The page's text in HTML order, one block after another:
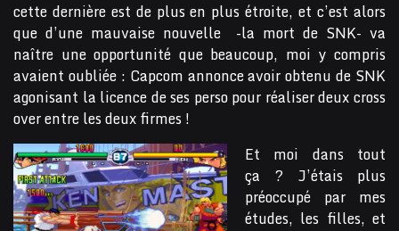
cette dernière est de plus en plus étroite, et c’est alors
que d’une mauvaise nouvelle -la mort de SNK- va
naître une opportunité que beaucoup, moi y compris
avaient oubliée : Capcom annonce avoir obtenu de SNK
agonisant la licence de ses perso pour réaliser deux cross
over entre les deux firmes !
Et moi dans tout
ça ? J’étais plus
préoccupé par mes
études, les filles, et